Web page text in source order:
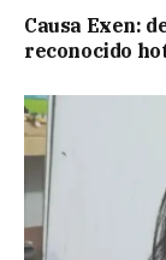
Causa Exen:
reconocido